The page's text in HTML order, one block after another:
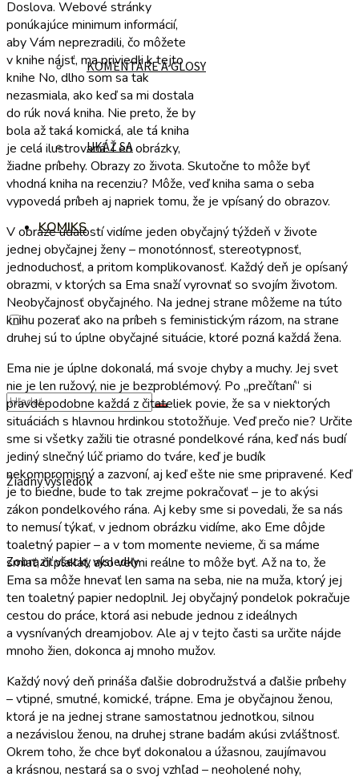
KOMENTÁRE A GLOSY
UKÁŽ SA
KOMIKS
Žiadny výsledok
Zobraziť všetky výsledky
Doslova. Webové stránky
ponúkajúce minimum informácií,
aby Vám neprezradili, čo môžete
v knihe nájsť, ma priviedli k tejto
knihe No, dlho som sa tak
nezasmiala, ako keď sa mi dostala
do rúk nová kniha. Nie preto, že by
bola až taká komická, ale tá kniha
je celá ilustrovaná. Len obrázky,
žiadne príbehy. Obrazy zo života. Skutočne to môže byť
vhodná kniha na recenziu? Môže, veď kniha sama o seba
vypovedá príbeh aj napriek tomu, že je vpísaný do obrazov.
V obraze udalostí vidíme jeden obyčajný týždeň v živote
jednej obyčajnej ženy – monotónnosť, stereotypnosť,
jednoduchosť, a pritom komplikovanosť. Každý deň je opísaný
obrazmi, v ktorých sa Ema snaží vyrovnať so svojím životom.
Neobyčajnosť obyčajného. Na jednej strane môžeme na túto
knihu pozerať ako na príbeh s feministickým rázom, na strane
druhej sú to úplne obyčajné situácie, ktoré pozná každá žena.
Ema nie je úplne dokonalá, má svoje chyby a muchy. Jej svet
nie je len ružový, nie je bezproblémový. Po „prečítaní“ si
pravdepodobne každá z čitateliek povie, že sa v niektorých
situáciách s hlavnou hrdinkou stotožňuje. Veď prečo nie? Určite
sme si všetky zažili tie otrasné pondelkové rána, keď nás budí
jediný slnečný lúč priamo do tváre, keď je budík
nekompromisný a zazvoní, aj keď ešte nie sme pripravené. Keď
je to biedne, bude to tak zrejme pokračovať – je to akýsi
zákon pondelkového rána. Aj keby sme si povedali, že sa nás
to nemusí týkať, v jednom obrázku vidíme, ako Eme dôjde
toaletný papier – a v tom momente nevieme, či sa máme
smiať, či plakať, ako veľmi reálne to môže byť. Až na to, že
Ema sa môže hnevať len sama na seba, nie na muža, ktorý jej
ten toaletný papier nedoplnil. Jej obyčajný pondelok pokračuje
cestou do práce, ktorá asi nebude jednou z ideálnych
a vysnívaných dreamjobov. Ale aj v tejto časti sa určite nájde
mnoho žien, dokonca aj mnoho mužov.
Každý nový deň prináša ďalšie dobrodružstvá a ďalšie príbehy
– vtipné, smutné, komické, trápne. Ema je obyčajnou ženou,
ktorá je na jednej strane samostatnou jednotkou, silnou
a nezávislou ženou, na druhej strane badám akúsi zvláštnosť.
Okrem toho, že chce byť dokonalou a úžasnou, zaujímavou
a krásnou, nestará sa o svoj vzhľad – neoholené nohy,